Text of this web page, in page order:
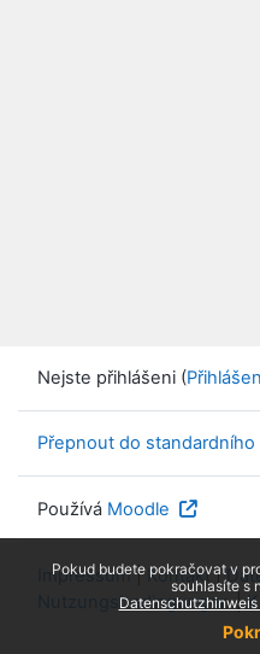
Pokud budete pokračovat v
souhlasíte s
Datenschutzhinweis
Nejste přihlášeni (
Přepnout do standardního
Používá Moodle
Impressum|Kontakt|
Nutzungsbedingungen|